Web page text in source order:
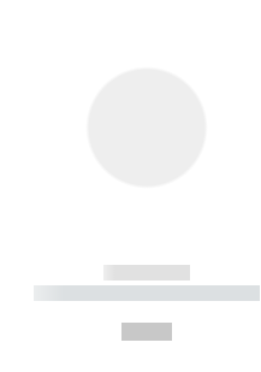
------------
----------- ----------- --------